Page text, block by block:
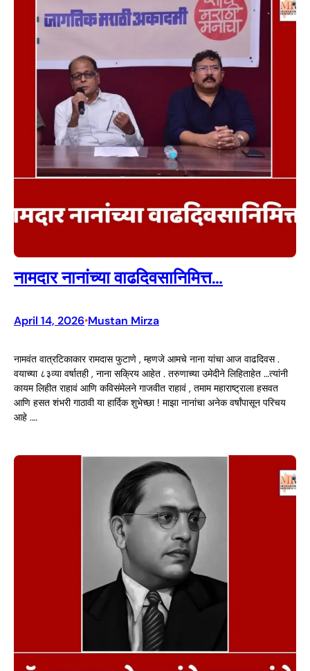
नामदार नानांच्या वाढदिवसानिमित्त…
April 14, 2026•Mustan Mirza
नामवंत वात्रटिकाकार रामदास फुटाणे , म्हणजे आमचे नाना यांचा आज वाढदिवस .
वयाच्या ८३व्या वर्षातही , नाना सक्रिय आहेत . तरुणाच्या उमेदीने लिहिताहेत …त्यांनी
कायम लिहीत राहावं आणि कविसंमेलने गाजवीत राहावं , तमाम महाराष्ट्राला हसवत
आणि हसत शंभरी गाठावी या हार्दिक शुभेच्छा ! माझा नानांचा अनेक वर्षांपासून परिचय
आहे .…